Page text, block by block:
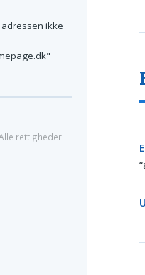
ikke
rettigheder